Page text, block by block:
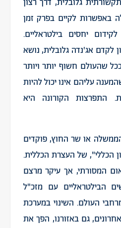
באפשרות לקיים בפרק זמן
יחסים בילטראליים.
לקדם אג'נדה גלובלית, נושא
שהעולם חשוף יותר ויותר
עליהם אינו יכול להיות
התפרצות הקורונה היא
או שר החוץ, פוקדים
הכללי", של העצרת הכללית.
המסורתי, אך עיקר מרצם
הבילטראליים עם מזכ"ל
העולם. השינוי במערכת
גם באזורנו, הפך את